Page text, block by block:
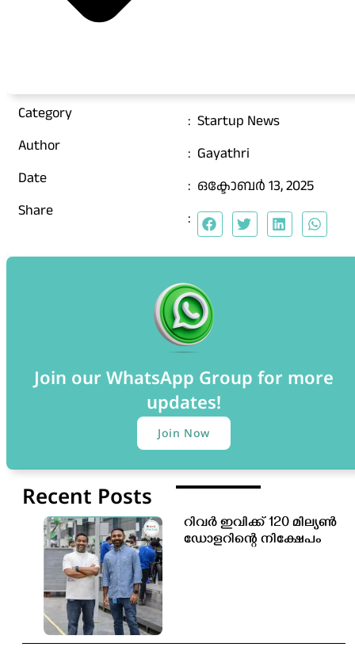
Category : Startup News
Author
: Gayathri
Date
: ഒക്ടോബർ 13, 2025
Share
:
Join our WhatsApp Group for more
updates!
Join Now
Recent Posts
റിവർ ഇവിക്ക് 120 മില്യൺ
ഡോളറിന്റെ നിക്ഷേപം